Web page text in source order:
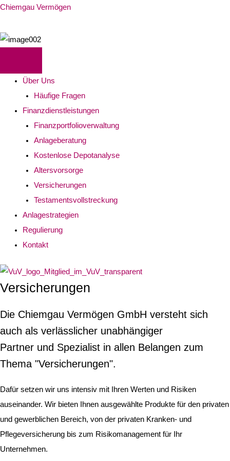
Chiemgau Vermögen
Über Uns
Häufige Fragen
Finanzdienstleistungen
Finanzportfolioverwaltung
Anlageberatung
Kostenlose Depotanalyse
Altersvorsorge
Versicherungen
Testamentsvollstreckung
Anlagestrategien
Regulierung
Kontakt
Versicherungen
Die Chiemgau Vermögen GmbH versteht sich
auch als verlässlicher unabhängiger
Partner und Spezialist in allen Belangen zum
Thema "Versicherungen".
Dafür setzen wir uns intensiv mit Ihren Werten und Risiken
auseinander. Wir bieten Ihnen ausgewählte Produkte für den privaten
und gewerblichen Bereich, von der privaten Kranken- und
Pflegeversicherung bis zum Risikomanagement für Ihr
Unternehmen.